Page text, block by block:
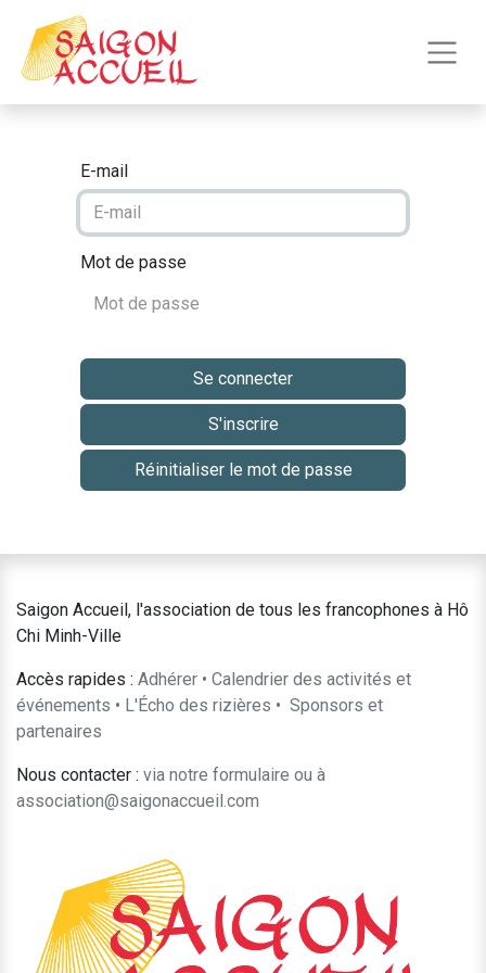
E-mail
Mot de passe
Se connecter
S'inscrire
Réinitialiser le mot de passe
Saigon Accueil, l'association de tous les francophones à Hô
Chi Minh-Ville
Accès rapides : Adhérer • Calendrier des activités et
événements • L'Écho des rizières • ​Sponsors et
partenaires​​
Nous contacter : ​via notre formulaire ou à
association@saigonaccueil.com